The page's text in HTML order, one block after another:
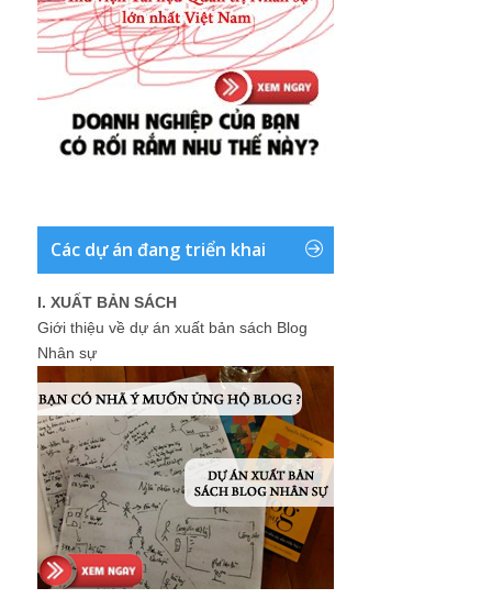
Các dự án đang triển khai
I. XUẤT BẢN SÁCH
Giới thiệu về dự án xuất bản sách Blog
Nhân sự